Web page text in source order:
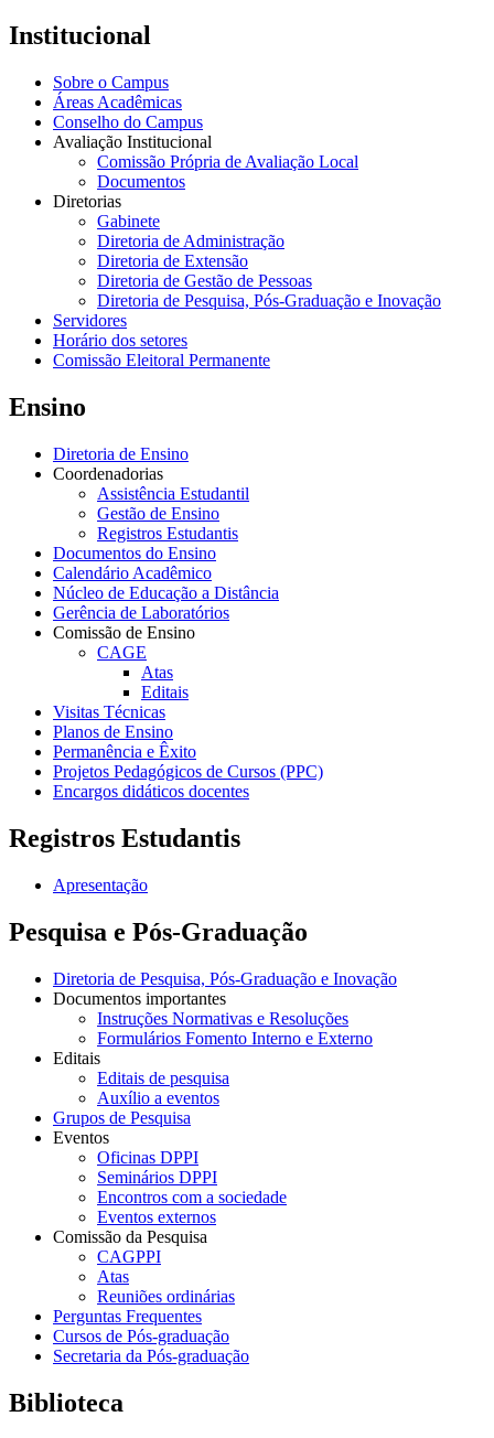
Institucional
Sobre o Campus
Áreas Acadêmicas
Conselho do Campus
Avaliação Institucional
Comissão Própria de Avaliação Local
Documentos
Diretorias
Gabinete
Diretoria de Administração
Diretoria de Extensão
Diretoria de Gestão de Pessoas
Diretoria de Pesquisa, Pós-Graduação e Inovação
Servidores
Horário dos setores
Comissão Eleitoral Permanente
Ensino
Diretoria de Ensino
Coordenadorias
Assistência Estudantil
Gestão de Ensino
Registros Estudantis
Documentos do Ensino
Calendário Acadêmico
Núcleo de Educação a Distância
Gerência de Laboratórios
Comissão de Ensino
CAGE
Atas
Editais
Visitas Técnicas
Planos de Ensino
Permanência e Êxito
Projetos Pedagógicos de Cursos (PPC)
Encargos didáticos docentes
Registros Estudantis
Apresentação
Pesquisa e Pós-Graduação
Diretoria de Pesquisa, Pós-Graduação e Inovação
Documentos importantes
Instruções Normativas e Resoluções
Formulários Fomento Interno e Externo
Editais
Editais de pesquisa
Auxílio a eventos
Grupos de Pesquisa
Eventos
Oficinas DPPI
Seminários DPPI
Encontros com a sociedade
Eventos externos
Comissão da Pesquisa
CAGPPI
Atas
Reuniões ordinárias
Perguntas Frequentes
Cursos de Pós-graduação
Secretaria da Pós-graduação
Biblioteca